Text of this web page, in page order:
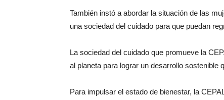
También instó a abordar la situación de las
una sociedad del cuidado para que puedan
La sociedad del cuidado que promueve la
al planeta para lograr un desarrollo sostenible
Para impulsar el estado de bienestar, la